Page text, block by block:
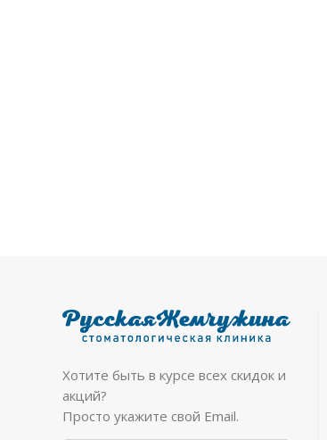
Хотите быть в курсе всех скидок и
акций?
Просто укажите свой Email.